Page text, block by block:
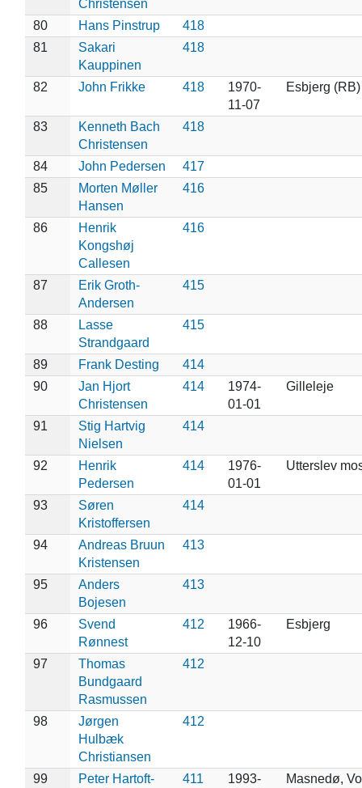
Christensen
80 Hans Pinstrup
418
81
Sakari
Kauppinen
418
82 John Frikke 418
1970-
11-07
Esbjerg (RB)
83
Kenneth Bach
Christensen
418
84 John Pedersen
417
85
Morten Møller
Hansen
416
86
Henrik
Kongshøj
Callesen
416
87
Erik Groth-
Andersen
415
88
Lasse
Strandgaard
415
89 Frank Desting
414
90
Jan Hjort
Christensen
414
1974-
01-01
Gilleleje
91
Stig Hartvig
Nielsen
414
92
Henrik
Pedersen
414
1976-
01-01
Utterslev
93
Søren
Kristoffersen
414
94
Andreas Bruun
Kristensen
413
95
Anders
Bojesen
413
96
Svend
Rønnest
412
1966-
12-10
Esbjerg
97
Thomas
Bundgaard
Rasmussen
412
98
Jørgen
Hulbæk
Christiansen
412
99
Peter Hartoft-
411
1993-
Masnedø,